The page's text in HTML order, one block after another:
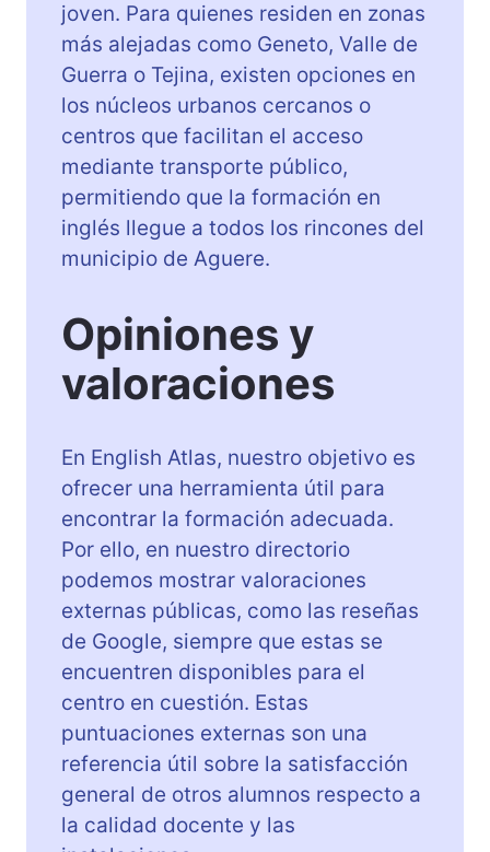
joven. Para quienes residen en zonas
más alejadas como Geneto, Valle de
Guerra o Tejina, existen opciones en
los núcleos urbanos cercanos o
centros que facilitan el acceso
mediante transporte público,
permitiendo que la formación en
inglés llegue a todos los rincones del
municipio de Aguere.
Opiniones y
valoraciones
En English Atlas, nuestro objetivo es
ofrecer una herramienta útil para
encontrar la formación adecuada.
Por ello, en nuestro directorio
podemos mostrar valoraciones
externas públicas, como las reseñas
de Google, siempre que estas se
encuentren disponibles para el
centro en cuestión. Estas
puntuaciones externas son una
referencia útil sobre la satisfacción
general de otros alumnos respecto a
la calidad docente y las